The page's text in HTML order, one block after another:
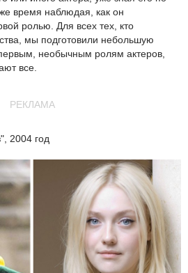
время наблюдая, как он
ролью. Для всех тех, кто
мы подготовили небольшую
необычным ролям актеров,
все.
РЕКЛАМА
2004 год